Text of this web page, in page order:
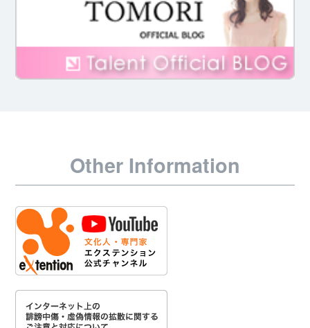
Other Information